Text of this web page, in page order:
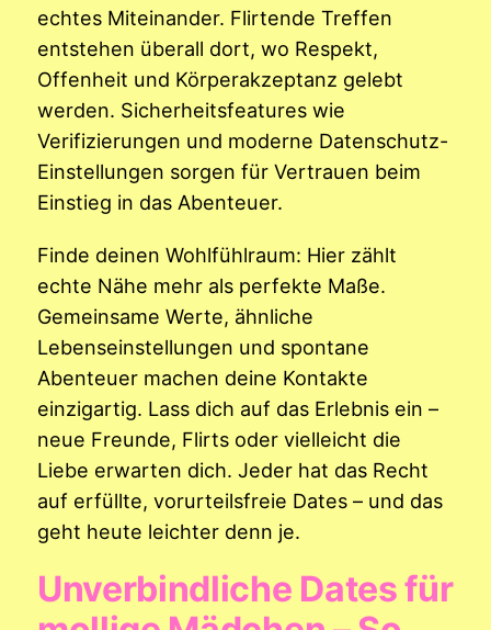
echtes Miteinander. Flirtende Treffen
entstehen überall dort, wo Respekt,
Offenheit und Körperakzeptanz gelebt
werden. Sicherheitsfeatures wie
Verifizierungen und moderne Datenschutz-
Einstellungen sorgen für Vertrauen beim
Einstieg in das Abenteuer.
Finde deinen Wohlfühlraum: Hier zählt
echte Nähe mehr als perfekte Maße.
Gemeinsame Werte, ähnliche
Lebenseinstellungen und spontane
Abenteuer machen deine Kontakte
einzigartig. Lass dich auf das Erlebnis ein –
neue Freunde, Flirts oder vielleicht die
Liebe erwarten dich. Jeder hat das Recht
auf erfüllte, vorurteilsfreie Dates – und das
geht heute leichter denn je.
Unverbindliche Dates für